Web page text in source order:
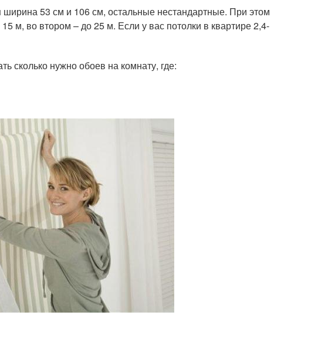
53 см и 106 см, остальные нестандартные. При этом
м, во втором – до 25 м. Если у вас потолки в квартире 2,4-
сколько нужно обоев на комнату, где: